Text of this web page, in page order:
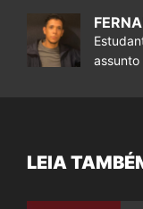
assunto
LEIA